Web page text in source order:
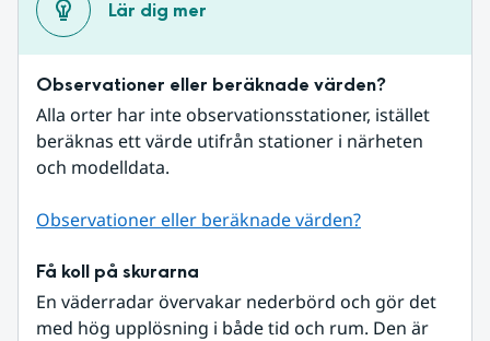
Lär dig mer
Observationer eller beräknade värden?
Alla orter har inte observationsstationer, istället
beräknas ett värde utifrån stationer i närheten
och modelldata.
Observationer eller beräknade värden?
Få koll på skurarna
En väderradar övervakar nederbörd och gör det
med hög upplösning i både tid och rum. Den är